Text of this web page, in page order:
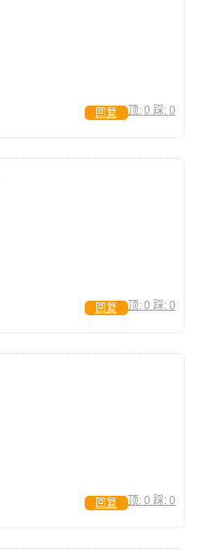
顶: 0 踩: 0
回复
顶: 0 踩: 0
回复
顶: 0 踩: 0
回复